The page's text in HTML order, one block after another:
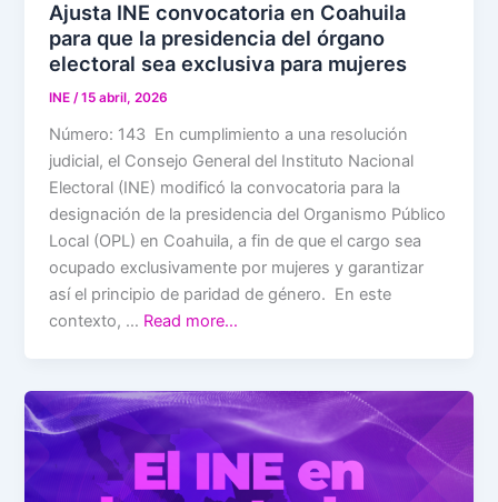
Ajusta INE convocatoria en Coahuila
para que la presidencia del órgano
electoral sea exclusiva para mujeres
INE/15 abril, 2026
Número: 143 En cumplimiento a una resolución
judicial, el Consejo General del Instituto Nacional
Electoral (INE) modificó la convocatoria para la
designación de la presidencia del Organismo Público
Local (OPL) en Coahuila, a fin de que el cargo sea
ocupado exclusivamente por mujeres y garantizar
así el principio de paridad de género. En este
contexto, … Read more…